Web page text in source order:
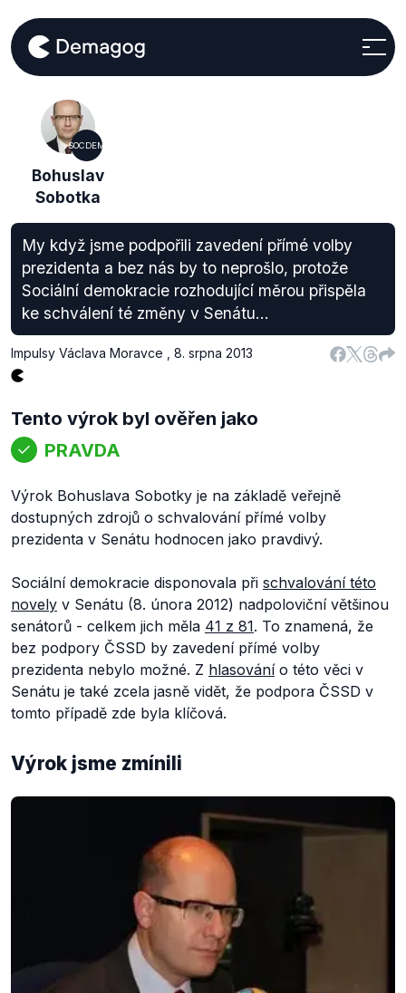
SOCDEM
Bohuslav
Sobotka
My když jsme podpořili zavedení přímé volby
prezidenta a bez nás by to neprošlo, protože
Sociální demokracie rozhodující měrou přispěla
ke schválení té změny v Senátu...
Impulsy Václava Moravce 8. srpna 2013
Tento výrok byl ověřen jako
PRAVDA
Výrok Bohuslava Sobotky je na základě veřejně
dostupných zdrojů o schvalování přímé volby
prezidenta v Senátu hodnocen jako pravdivý.
Sociální demokracie disponovala při schvalování této
novely v Senátu (8. února 2012) nadpoloviční většinou
senátorů - celkem jich měla 41 z 81. To znamená, že
bez podpory ČSSD by zavedení přímé volby
prezidenta nebylo možné. Z hlasovánío této věci v
Senátu je také zcela jasně vidět, že podpora ČSSD v
tomto případě zde byla klíčová.
Výrok jsme zmínili